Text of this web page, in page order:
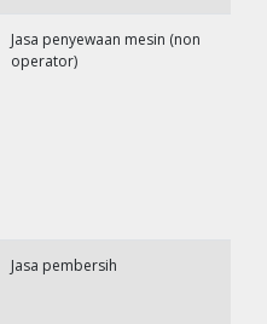
Jasa penyewaan mesin (non
operator)
Jasa pembersih